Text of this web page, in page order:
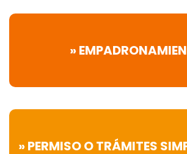
»
» PERMISO O TRÁMITES